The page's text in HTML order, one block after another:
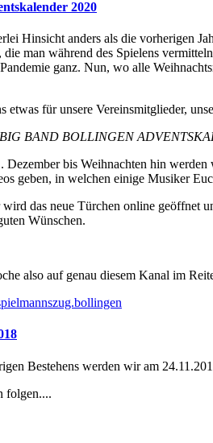
2020
Hinsicht anders als die vorherigen
die man während des Spielens
ganz. Nun, wo alle
etwas für unsere Vereinsmitglieder,
BAND BOLLINGEN
Dezember bis Weihnachten hin
geben, in welchen einige Musiker
das neue Türchen online geöffnet
Wünschen.
also auf genau diesem Kanal im
Bestehens werden wir am
folgen....